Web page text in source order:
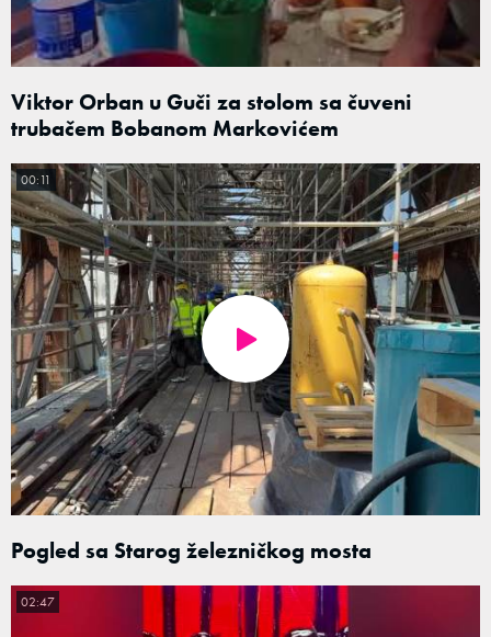
Viktor Orban u Guči za stolom sa čuveni
trubačem Bobanom Markovićem
Pogled sa Starog železničkog mosta
00:11
02:47